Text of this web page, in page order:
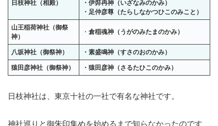
日枝神社（相殿）
・伊弉冉神（いざなみのかみ）
・足仲彦尊（たらしなかつひこのみこと）
山王稲荷神社（御祭
神）
・倉稲魂神（うがのみたまのかみ）
八坂神社（御祭神） ・素盛鳴神（すさのおのかみ）
猿田彦神社（御祭神） ・猿田彦神（さるたひこのかみ）
日枝神社は、東京十社の一社で有名な神社です。
神社巡りと御朱印集めを始めるまで知らなかったのです